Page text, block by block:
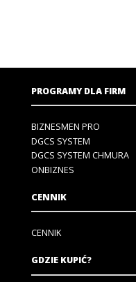
PROGRAMY DLA FIRM
BIZNESMEN PRO
DGCS SYSTEM
DGCS SYSTEM CHMURA
ONBIZNES
CENNIK
CENNIK
GDZIE KUPIĆ?